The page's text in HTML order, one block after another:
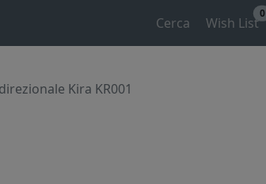
Cerca Wish List
0
Kira KR001